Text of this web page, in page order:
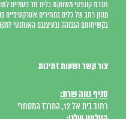
חברת קונפטי משווקת כלים חד פעמיים
מגוון רחב של כלים במחירים אטרקטיביים
בקשיחותם הגבוהה ובעיצובם האותנטי
צור קשר ושעות זמינות
סניף נווה שרת:
רחוב בית אל 12, המרכז המסחרי